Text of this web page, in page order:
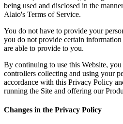
being used and disclosed in the
Alaio's Terms of Service.
You do not have to provide your
you do not provide certain
are able to provide to you.
By continuing to use this Website, you
controllers collecting and using your
accordance with this Privacy Policy
running the Site and offering our
Changes in the Privacy Policy